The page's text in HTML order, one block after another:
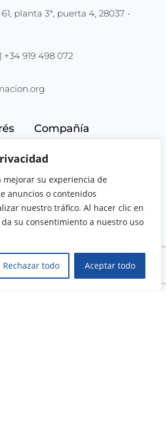
mejorar su experiencia de
anuncios o contenidos
nuestro tráfico. Al hacer clic en
da su consentimiento a nuestro uso
Rechazar todo Aceptar todo
planta 3ª, puerta 4, 28037 -
+34 919 498 072
Compañía
Localización
Excelencia
Calidad
Legal